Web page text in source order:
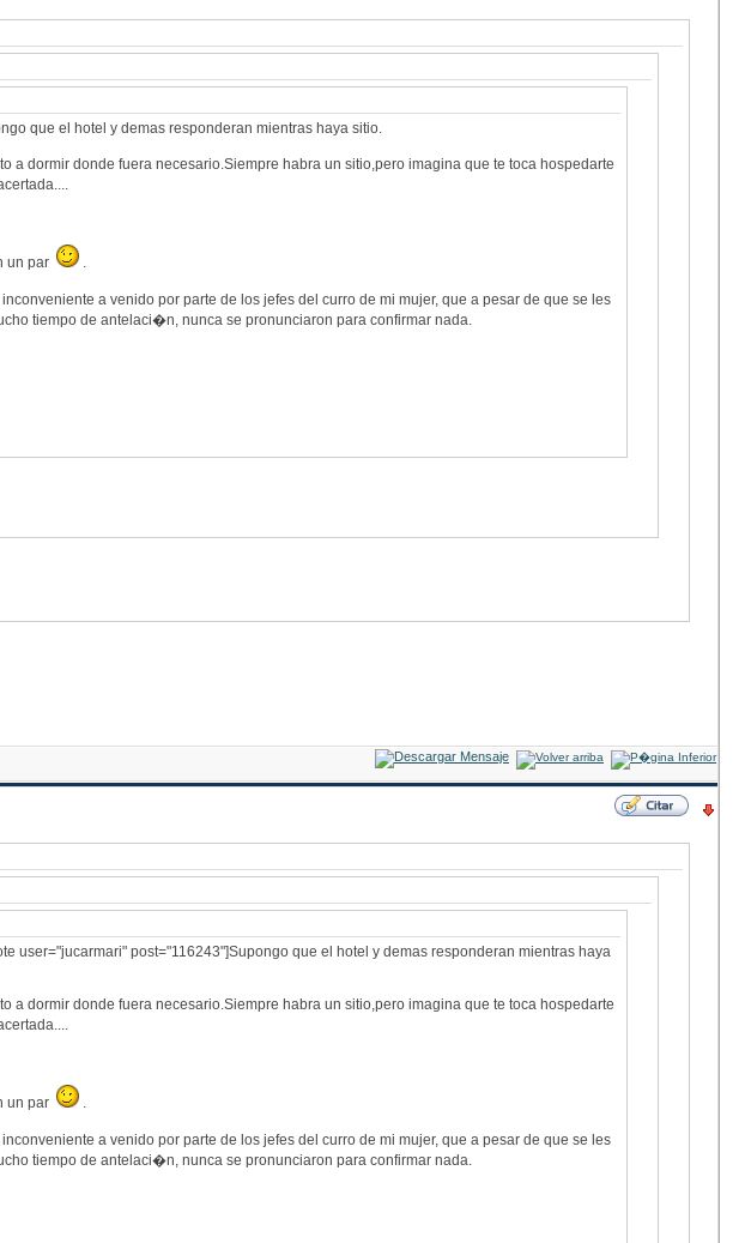
que el hotel y demas responderan mientras haya sitio.
dormir donde fuera necesario.Siempre habra un sitio,pero imagina que te toca hospedarte
un par .
a venido por parte de los jefes del curro de mi mujer, que a pesar de que se les
tiempo de antelaci�n, nunca se pronunciaron para confirmar nada.
user="jucarmari" post="116243"]Supongo que el hotel y demas responderan mientras haya
dormir donde fuera necesario.Siempre habra un sitio,pero imagina que te toca hospedarte
un par .
a venido por parte de los jefes del curro de mi mujer, que a pesar de que se les
tiempo de antelaci�n, nunca se pronunciaron para confirmar nada.